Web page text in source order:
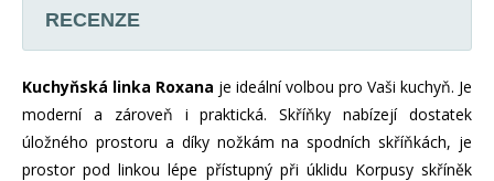
RECENZE
Kuchyňská linka Roxana je ideální volbou pro Vaši kuchyň. Je
moderní a zároveň i praktická. Skříňky nabízejí dostatek
úložného prostoru a díky nožkám na spodních skříňkách, je
prostor pod linkou lépe přístupný při úklidu Korpusy skříněk